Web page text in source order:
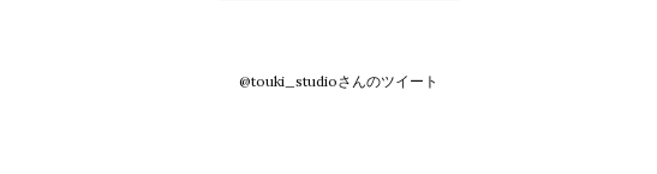
@touki_studioさんのツイート